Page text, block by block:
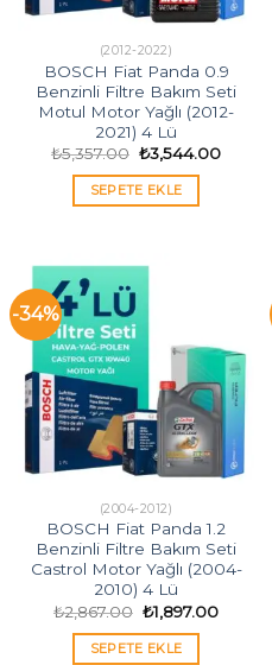
(2012-2022)
BOSCH Fiat Panda 0.9
Benzinli Filtre Bakım Seti
Motul Motor Yağlı (2012-
2021) 4 Lü
₺5,357.00 Orijinal
fiyat:
₺5,357.00.
₺3,544.00Şu
SEPETE EKLE
-34%
(2004-2012)
BOSCH Fiat Panda 1.2
Benzinli Filtre Bakım Seti
Castrol Motor Yağlı (2004-
2010) 4 Lü
₺2,867.00 Orijinal
fiyat:
₺2,867.00.
₺1,897.00Şu
SEPETE EKLE